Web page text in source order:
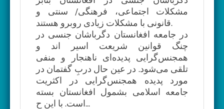
مشکلات اجتماعی، فرهنگی/ سنتی و
قانونی با مشکلات زیادی روبرو هستند.
در جامعه افغانستان دگرباشان جنسی در
چنگ قوانین شریعت اسیر اند و
همجنس‌گرایی پدیده‌ای ناهنجار و منفی
تلقی می‌شود. در عین حال دربِ گفتمان در
مورد پدیده همجنس‌گرایی در اکثریت
جامعه اسلامی بشمول افغانستان بسته
است. با این ح...